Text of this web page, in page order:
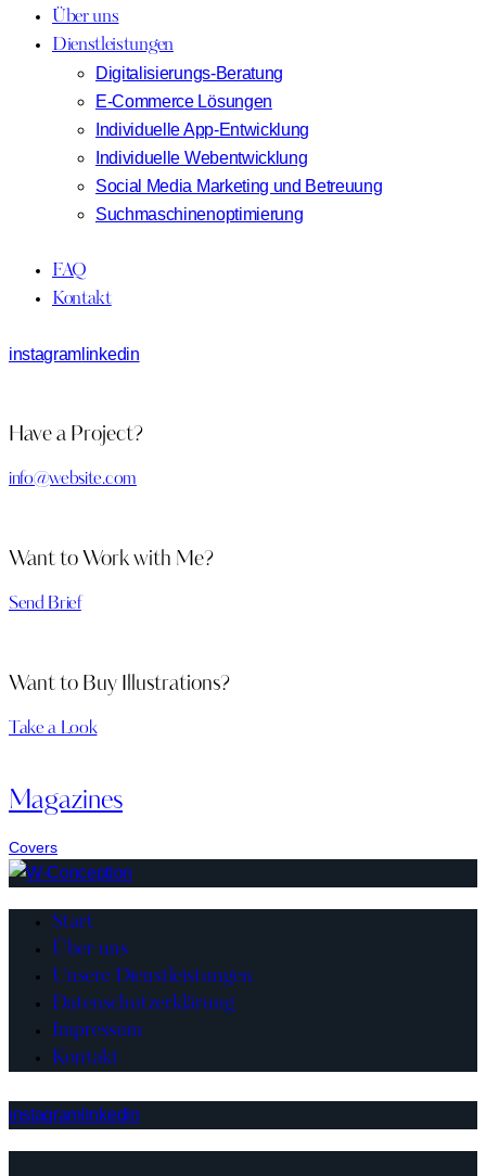
Über uns
Dienstleistungen
Digitalisierungs-Beratung
E-Commerce Lösungen
Individuelle App-Entwicklung
Individuelle Webentwicklung
Social Media Marketing und Betreuung
Suchmaschinenoptimierung
FAQ
Kontakt
instagram linkedin
Have a Project?
info@website.com
Want to Work with Me?
Send Brief
Want to Buy Illustrations?
Take a Look
Magazines
Covers
Start
Über uns
Unsere Dienstleistungen
Datenschutzerklärung
Impressum
Kontakt
instagram linkedin